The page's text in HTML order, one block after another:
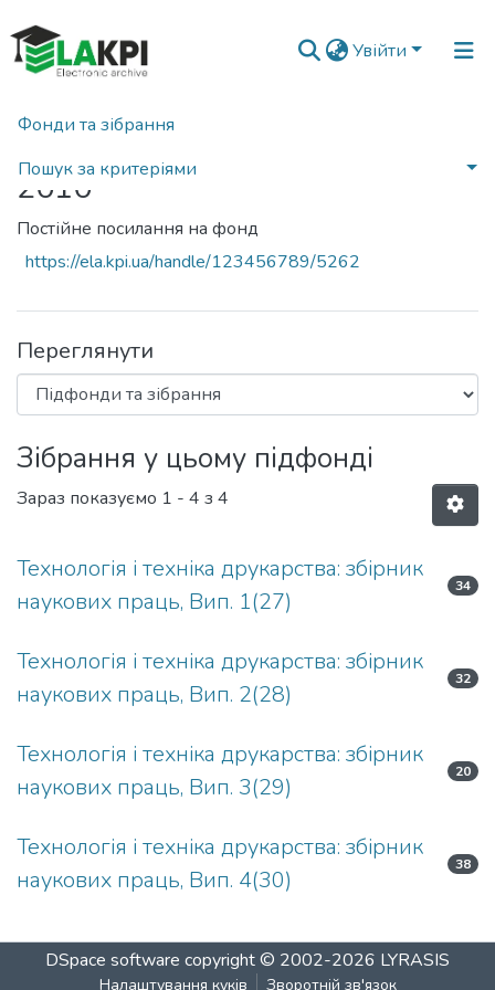
Увійти
Фонди та зібрання
Пошук за критеріями
Головна
2010
Постійне посилання на фонд
https://ela.kpi.ua/handle/123456789/5262
Переглянути
Зібрання у цьому підфонді
Зараз показуємо 1 - 4 з 4
Технологія і техніка друкарства: збірник
наукових праць, Вип. 1(27)
34
Технологія і техніка друкарства: збірник
наукових праць, Вип. 2(28)
32
Технологія і техніка друкарства: збірник
наукових праць, Вип. 3(29)
20
Технологія і техніка друкарства: збірник
наукових праць, Вип. 4(30)
38
DSpace software copyright © 2002-2026 LYRASIS
Налаштування куків Зворотній зв'язок